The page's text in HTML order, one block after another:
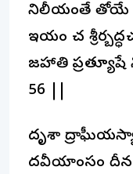
నిలీయంతే తోయే
ఇయం చ
జహాతి
56 ||
దృశా
దవీయాంసం